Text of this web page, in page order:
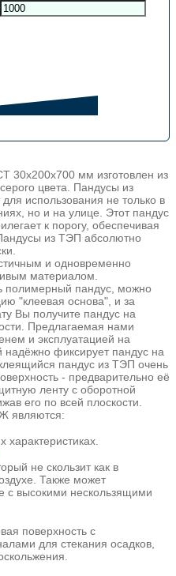
мм изготовлен из
цвета. Пандусы из
использования не только в
но и на улице. Этот пандус
к порогу, обеспечивая
из ТЭП абсолютно
и одновременно
материалом.
полимерный пандус, можно
"клеевая основа", и за
Вы получите пандус на
Предлагаемая нами
и эксплуатацией на
надёжно фиксирует пандус на
пандус из ТЭП очень
- предварительно её
ленту с оборотной
его по всей плоскости.
являются:
характеристиках.
не скользит как в
Также может
с высокими нескользящими
поверхность с
для стекания осадков,